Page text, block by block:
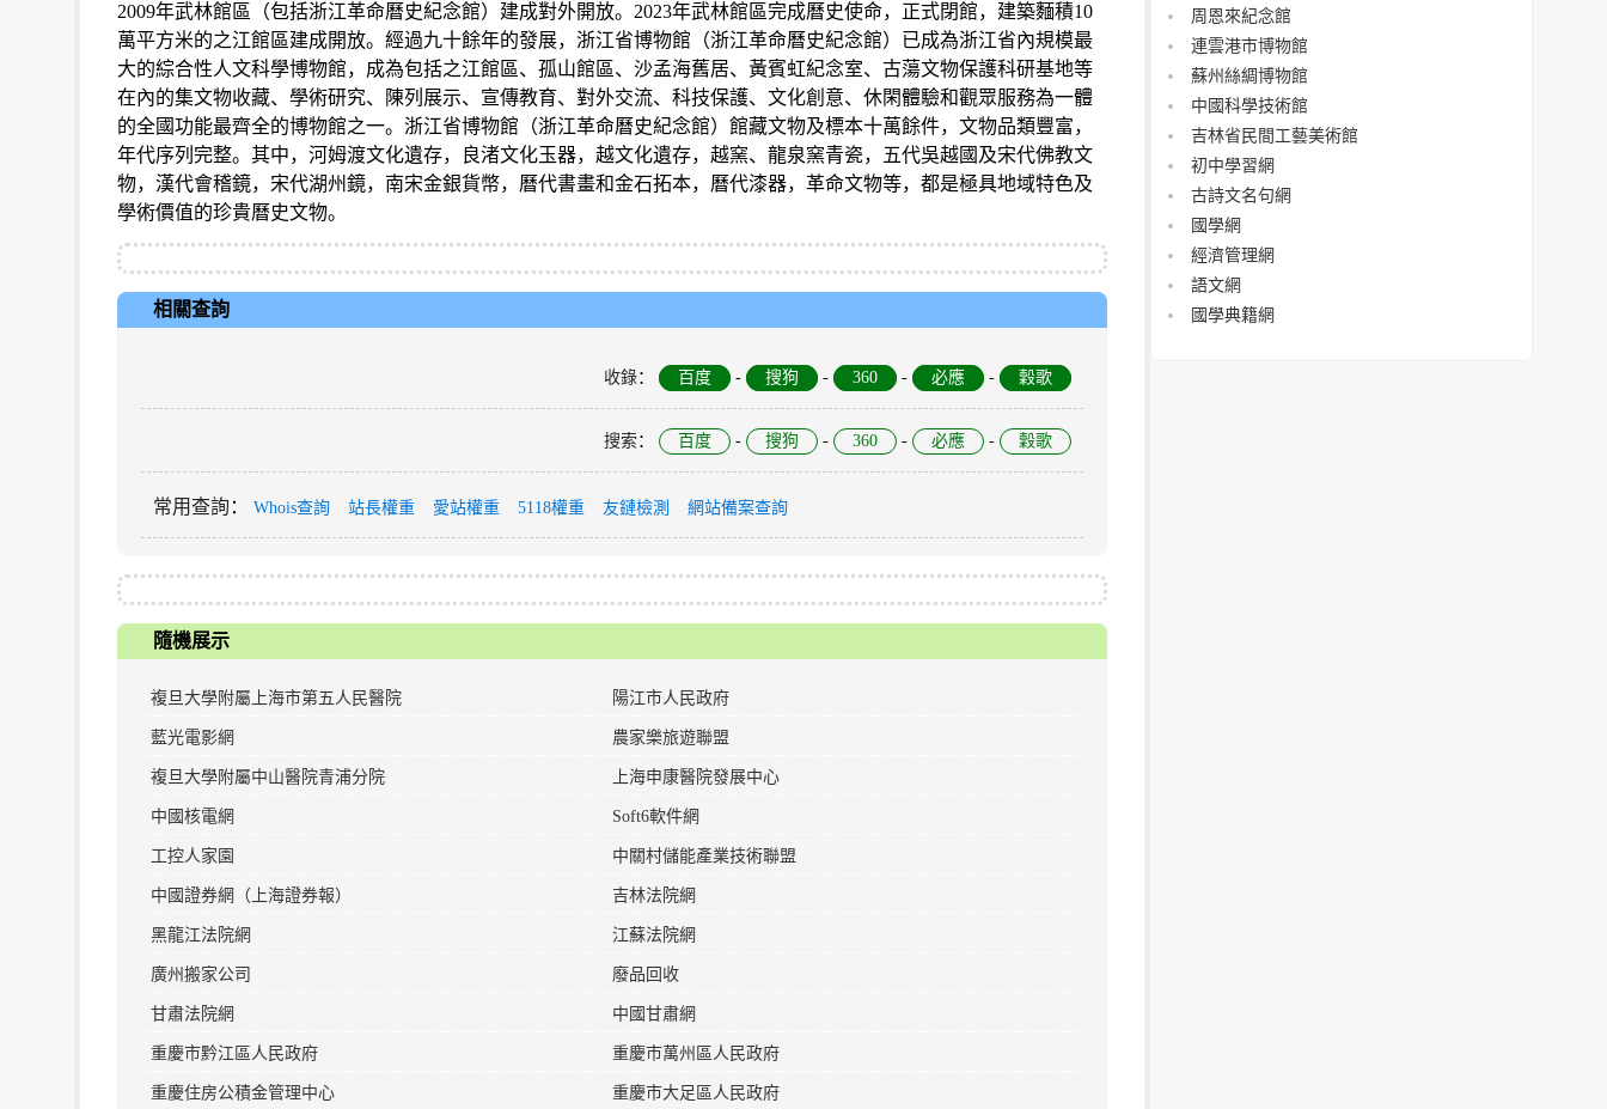
2009年武林館區（包括浙江革命曆史紀念館）建成對外開放。2023年武林館區完成曆史使命，正式閉館，建築麵積10
萬平方米的之江館區建成開放。經過九十餘年的發展，浙江省博物館（浙江革命曆史紀念館）已成為浙江省內規模最
大的綜合性人文科學博物館，成為包括之江館區、孤山館區、沙孟海舊居、黃賓虹紀念室、古蕩文物保護科研基地等
在內的集文物收藏、學術研究、陳列展示、宣傳教育、對外交流、科技保護、文化創意、休閑體驗和觀眾服務為一體
的全國功能最齊全的博物館之一。浙江省博物館（浙江革命曆史紀念館）館藏文物及標本十萬餘件，文物品類豐富，
年代序列完整。其中，河姆渡文化遺存，良渚文化玉器，越文化遺存，越窯、龍泉窯青瓷，五代吳越國及宋代佛教文
物，漢代會稽鏡，宋代湖州鏡，南宋金銀貨幣，曆代書畫和金石拓本，曆代漆器，革命文物等，都是極具地域特色及
學術價值的珍貴曆史文物。
相關查詢
收錄： 百度 - 搜狗 - 360 - 必應 - 穀歌
搜索 ： 百度 - 搜狗 - 360 - 必應 - 穀歌
常用查詢 ： Whois查詢 站長權重 愛站權重 5118權重 友鏈檢測 網站備案查詢
隨機展示
複旦大學附屬上海市第五人民醫院 陽江市人民政府
藍光電影網 農家樂旅遊聯盟
複旦大學附屬中山醫院青浦分院 上海申康醫院發展中心
中國核電網 Soft6軟件網
工控人家園 中關村儲能產業技術聯盟
中國證券網（上海證券報） 吉林法院網
黑龍江法院網 江蘇法院網
廣州搬家公司 廢品回收
甘肅法院網 中國甘肅網
重慶市黔江區人民政府 重慶市萬州區人民政府
重慶住房公積金管理中心 重慶市大足區人民政府
周恩來紀念館
連雲港市博物館
蘇州絲綢博物館
中國科學技術館
吉林省民間工藝美術館
初中學習網
古詩文名句網
國學網
經濟管理網
語文網
國學典籍網